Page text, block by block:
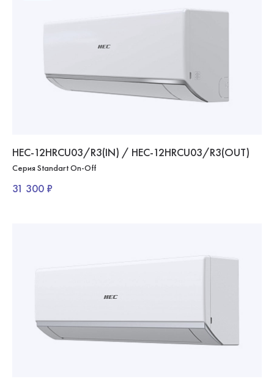
HEC-12HRCU03/R3(IN) / HEC-12HRCU03/R3(OUT)
Серия Standart On-Off
31 300 ₽